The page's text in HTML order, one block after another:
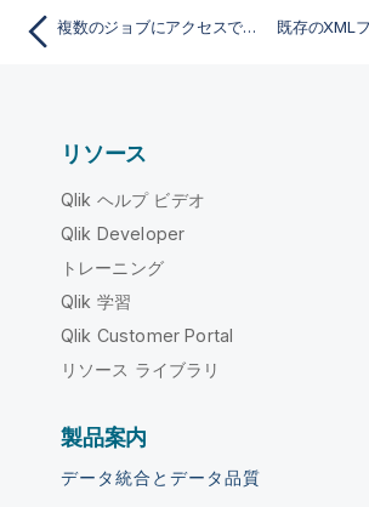
複数のジョブにアクセスできる変数を定義
リソース
Qlik ヘルプ ビデオ
Qlik Developer
トレーニング
Qlik 学習
Qlik Customer Portal
リソース ライブラリ
製品案内
データ統合とデータ品質